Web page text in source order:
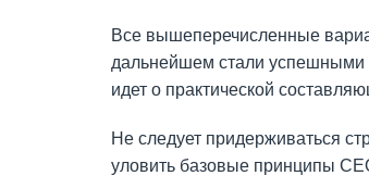
Все вышеперечисленные
дальнейшем стали успешными
идет о практической
Не следует придерживаться
уловить базовые принципы